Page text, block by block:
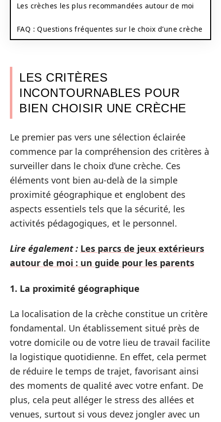
Les crèches les plus recommandées autour de moi
FAQ : Questions fréquentes sur le choix d’une crèche
LES CRITÈRES
INCONTOURNABLES POUR
BIEN CHOISIR UNE CRÈCHE
Le premier pas vers une sélection éclairée
commence par la compréhension des critères à
surveiller dans le choix d’une crèche. Ces
éléments vont bien au-delà de la simple
proximité géographique et englobent des
aspects essentiels tels que la sécurité, les
activités pédagogiques, et le personnel.
Lire également : Les parcs de jeux extérieurs
autour de moi : un guide pour les parents
1. La proximité géographique
La localisation de la crèche constitue un critère
fondamental. Un établissement situé près de
votre domicile ou de votre lieu de travail facilite
la logistique quotidienne. En effet, cela permet
de réduire le temps de trajet, favorisant ainsi
des moments de qualité avec votre enfant. De
plus, cela peut alléger le stress des allées et
venues, surtout si vous devez jongler avec un